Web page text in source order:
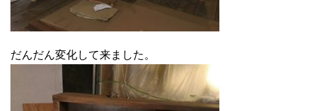
だんだん変化して来ました。